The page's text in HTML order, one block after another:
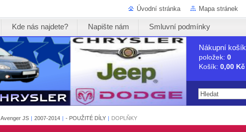
Úvodní stránka Mapa stránek
Kde nás najdete? Napište nám Smluvní podmínky
Nákupní košík
položek: 0
Košík: 0,00 Kč
Avenger JS | 2007-2014 | - POUŽITÉ DÍLY | DOPLŇKY